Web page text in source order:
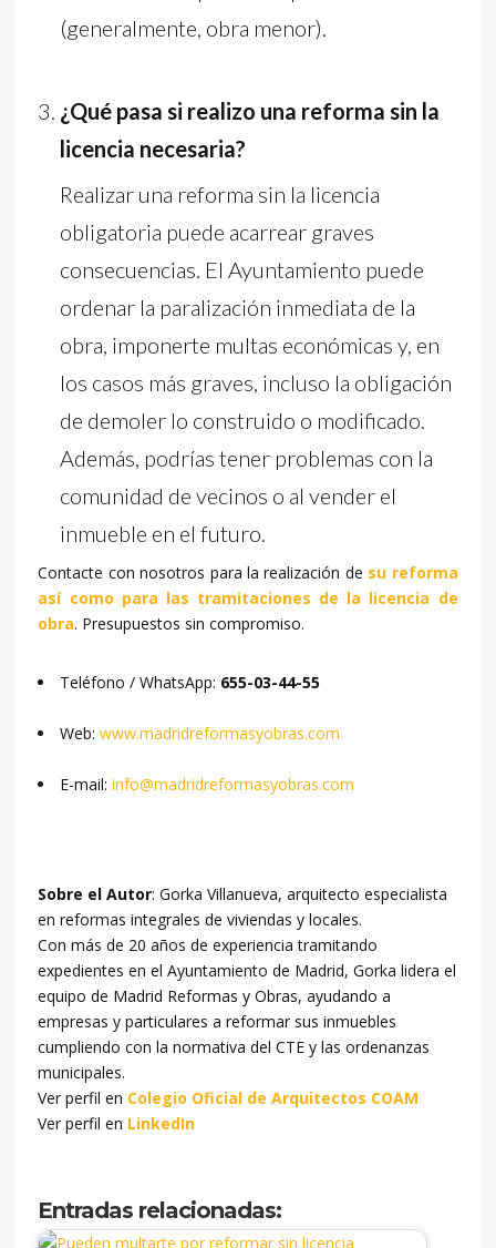
(generalmente, obra menor).
¿Qué pasa si realizo una reforma sin la
licencia necesaria?
Realizar una reforma sin la licencia
obligatoria puede acarrear graves
consecuencias. El Ayuntamiento puede
ordenar la paralización inmediata de la
obra, imponerte multas económicas y, en
los casos más graves, incluso la obligación
de demoler lo construido o modificado.
Además, podrías tener problemas con la
comunidad de vecinos o al vender el
inmueble en el futuro.
Contacte con nosotros para la realización de su reforma
así como para las tramitaciones de la licencia de
obra. Presupuestos sin compromiso.
Teléfono / WhatsApp: 655-03-44-55
Web:www.madridreformasyobras.com
E-mail:info@madridreformasyobras.com
Sobre el Autor: Gorka Villanueva, arquitecto especialista
en reformas integrales de viviendas y locales.
Con más de 20 años de experiencia tramitando
expedientes en el Ayuntamiento de Madrid, Gorka lidera el
equipo de Madrid Reformas y Obras, ayudando a
empresas y particulares a reformar sus inmuebles
cumpliendo con la normativa del CTE y las ordenanzas
municipales.
Ver perfil en Colegio Oficial de Arquitectos COAM
Ver perfil en LinkedIn
Entradas relacionadas: